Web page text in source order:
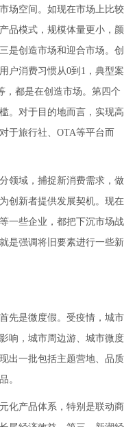
场空间。如现在市场上比较
品模式，规模体量更小，颜
是创造市场和迎合市场。创
户消费习惯从0到1，典型案
，都是在创造市场。第四个
。对于目的地而言，实现高
于旅行社、OTA等平台而
领域，捕捉新消费需求，做
创新者提供发展契机。现在
一些企业，都把下沉市场战
是强调将旧要素进行一些新
先是微度假。受疫情，城市
响，城市周边游、城市微度
出一批包括主题营地、品质
。
化产品体系，特别是联动商